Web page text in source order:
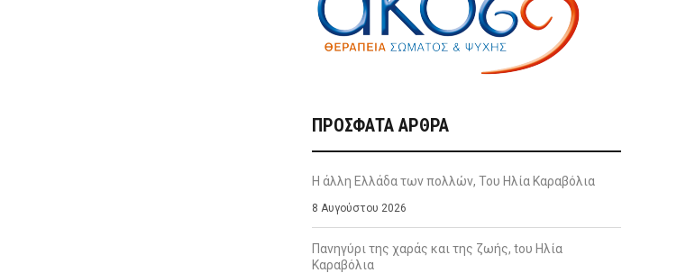
ΠΡΌΣΦΑΤΑ ΆΡΘΡΑ
Η άλλη Ελλάδα των πολλών, Του Ηλία Καραβόλια
8 Αυγούστου 2026
Πανηγύρι της χαράς και της ζωής, tου Ηλία
Καραβόλια